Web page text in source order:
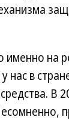
именно на
нас в
В